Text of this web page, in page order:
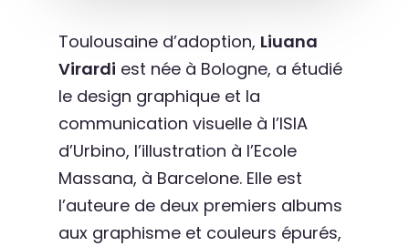
Toulousaine d’adoption, Liuana
Virardi est née à Bologne, a étudié
le design graphique et la
communication visuelle à l’ISIA
d’Urbino, l’illustration à l’Ecole
Massana, à Barcelone. Elle est
l’auteure de deux premiers albums
aux graphisme et couleurs épurés,